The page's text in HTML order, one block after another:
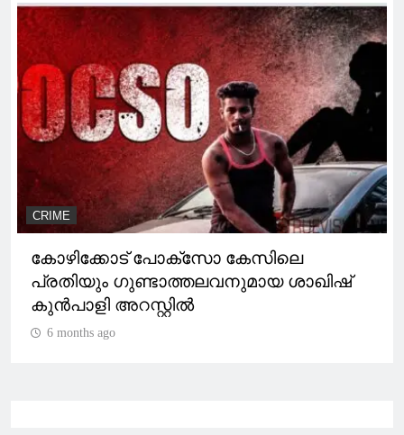
CRIME
പള്ളികൾ കേന്ദ്രീകരിച്ച് കവർച്ചനടത്തുന്ന
വയനാട് സ്വദേശിയെ പോലീസ് അറസ്‌റ്റ്
ചെയ്തു
6 months ago